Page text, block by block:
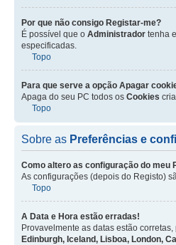
Por que não consigo Registar-me?
É possível que o Administrador tenha
especificadas.
Topo
Para que serve a opção Apagar
Apaga do seu PC todos os Cookies
Topo
Sobre as Preferências e
Como altero as configuração do meu
As configurações (depois do Registo)
Topo
A Data e Hora estão erradas!
Provavelmente as datas estão
Edinburgh, Iceland, Lisboa, London,